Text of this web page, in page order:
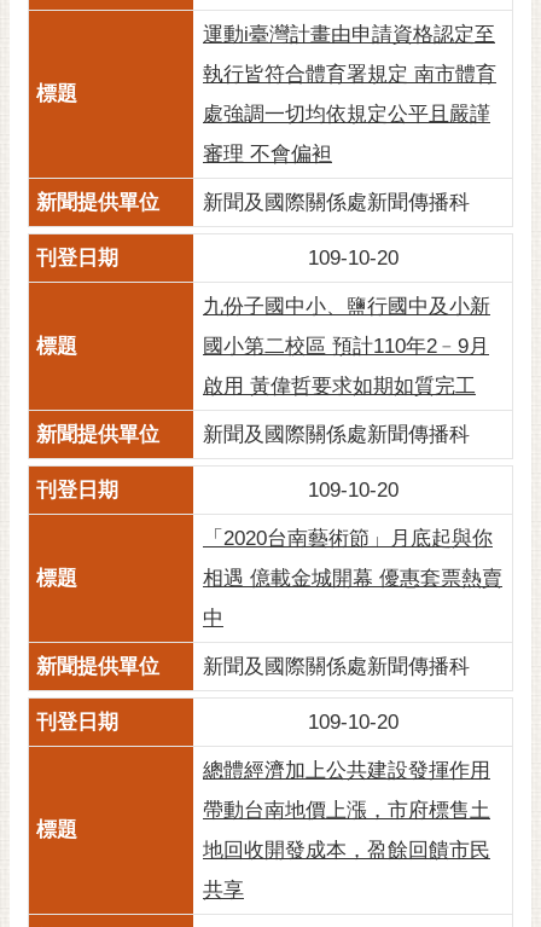
策
站
開
放
宣
告
府
位
置
運動i臺灣計畫由申請資格認定至
執行皆符合體育署規定 南市體育
處強調一切均依規定公平且嚴謹
審理 不會偏袒
新聞及國際關係處新聞傳播科
109-10-20
九份子國中小、鹽行國中及小新
國小第二校區 預計110年2﹣9月
啟用 黃偉哲要求如期如質完工
新聞及國際關係處新聞傳播科
109-10-20
「2020台南藝術節」月底起與你
相遇 億載金城開幕 優惠套票熱賣
中
新聞及國際關係處新聞傳播科
109-10-20
總體經濟加上公共建設發揮作用
帶動台南地價上漲，市府標售土
地回收開發成本，盈餘回饋市民
共享